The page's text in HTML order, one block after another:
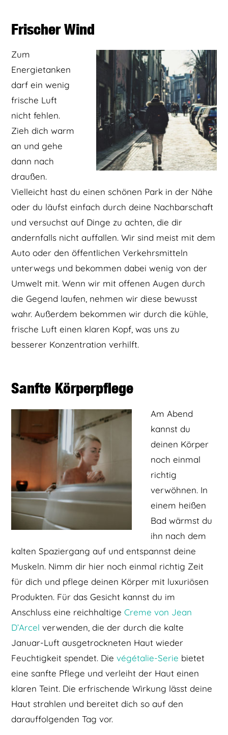
Frischer Wind
Zum
Energietanken
darf ein wenig
frische Luft
nicht fehlen.
Zieh dich warm
an und gehe
dann nach
draußen.
Vielleicht hast du einen schönen Park in der Nähe
oder du läufst einfach durch deine Nachbarschaft
und versuchst auf Dinge zu achten, die dir
andernfalls nicht auffallen. Wir sind meist mit dem
Auto oder den öffentlichen Verkehrsmitteln
unterwegs und bekommen dabei wenig von der
Umwelt mit. Wenn wir mit offenen Augen durch
die Gegend laufen, nehmen wir diese bewusst
wahr. Außerdem bekommen wir durch die kühle,
frische Luft einen klaren Kopf, was uns zu
besserer Konzentration verhilft.
Sanfte Körperpflege
Am Abend
kannst du
deinen Körper
noch einmal
richtig
verwöhnen. In
einem heißen
Bad wärmst du
ihn nach dem
kalten Spaziergang auf und entspannst deine
Muskeln. Nimm dir hier noch einmal richtig Zeit
für dich und pflege deinen Körper mit luxuriösen
Produkten. Für das Gesicht kannst du im
Anschluss eine reichhaltigeCreme von Jean
D’Arcel verwenden, die der durch die kalte
Januar-Luft ausgetrockneten Haut wieder
Feuchtigkeit spendet. Dievégétalie-Serie bietet
eine sanfte Pflege und verleiht der Haut einen
klaren Teint. Die erfrischende Wirkung lässt deine
Haut strahlen und bereitet dich so auf den
darauffolgenden Tag vor.